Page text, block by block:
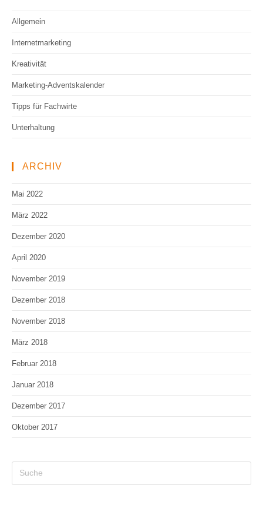
Allgemein
Internetmarketing
Kreativität
Marketing-Adventskalender
Tipps für Fachwirte
Unterhaltung
ARCHIV
Mai 2022
März 2022
Dezember 2020
April 2020
November 2019
Dezember 2018
November 2018
März 2018
Februar 2018
Januar 2018
Dezember 2017
Oktober 2017
Search
this